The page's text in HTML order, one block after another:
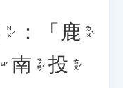
ㄖㄨˊ ：「 鹿 ㄌㄨˋ
ㄩˊ 南 ㄋㄢˊ 投 ㄊㄡˊ